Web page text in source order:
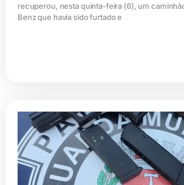
recuperou, nesta quinta-feira (6), um
Benz que havia sido furtado e